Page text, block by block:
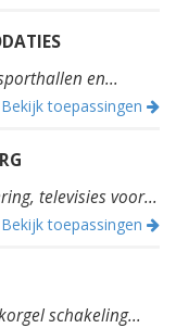
en...
Bekijk toepassingen
televisies voor...
Bekijk toepassingen
schakeling...